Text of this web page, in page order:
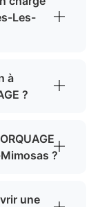
Les-
à
?
?
une